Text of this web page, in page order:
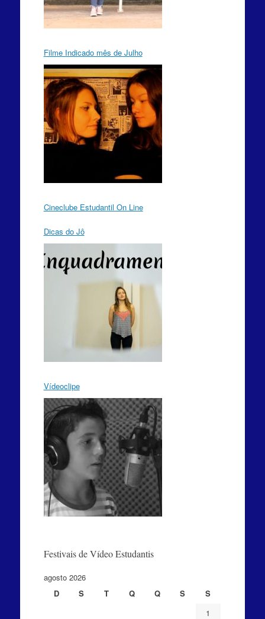
Filme Indicado mês de Julho
Cineclube Estudantil On Line
Dicas do Jô
Vídeoclipe
Festivais de Vídeo Estudantis
agosto 2026
D
S T Q Q S
S
1